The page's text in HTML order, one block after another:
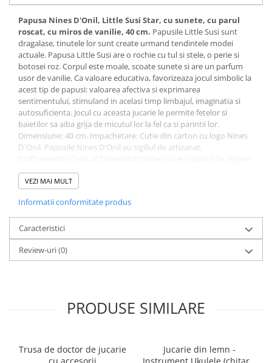
Papusa Nines D'Onil, Little Susi Star, cu sunete, cu parul
roscat, cu miros de vanilie, 40 cm. Papusile Little Susi sunt
dragalase, tinutele lor sunt create urmand tendintele modei
actuale. Papusa Little Susi are o rochie cu tul si stele, o perie si
botosei roz. Corpul este moale, scoate sunete si are un parfum
usor de vanilie. Ca valoare educativa, favorizeaza jocul simbolic la
acest tip de papusi: valoarea afectiva si exprimarea
sentimentului, stimuland in acelasi timp limbajul, imaginatia si
autosuficienta. Jocul cu aceasta jucarie le permite fetelor si
baietilor sa aiba grija de micutul lor la fel ca si parintii lor.
Dimensiune: 40 cm. Impachetare: Cutie din carton cu logo Nines
D`Onil. Papusile Nines D'Onil au sigiliul de artizanat,
Origin Seal, care acrediteaza traditia, autenticitatea, calitatea si
exclusivitatea papusilor. Din 2020, Nines D'Onil, face parte din
recunoaste brandul ca fiind 100% spaniol. Papusile sunt
sustinute de AIJU si respecta legislatia europeana privind
siguranta jucariilor.
VEZI MAI MULT
Informatii conformitate produs
Caracteristici
Review-uri(0)
PRODUSE SIMILARE
Trusa de doctor de jucarie
Jucarie din lemn -